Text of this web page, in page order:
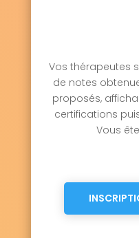
Vos thérapeutes
de notes
proposés,
certifications
Vous